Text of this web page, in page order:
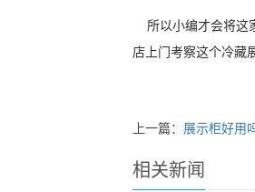
所以小编才会将这
店上门考察这个冷藏
上一篇： 展示柜好用
相关新闻